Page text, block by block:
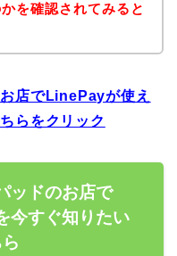
を確認されてみると
店でLinePayが使え
らをクリック
ッドのお店で
今すぐ知りたい